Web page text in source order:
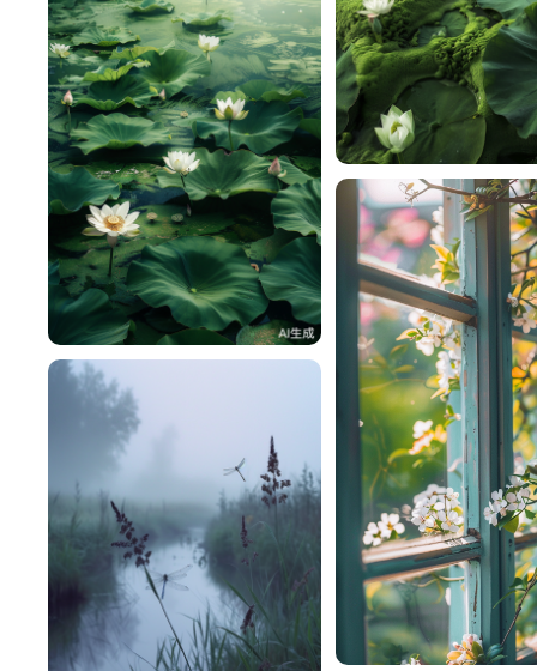
雨薇恋倾城
雨薇恋倾城 0
雨薇恋倾城